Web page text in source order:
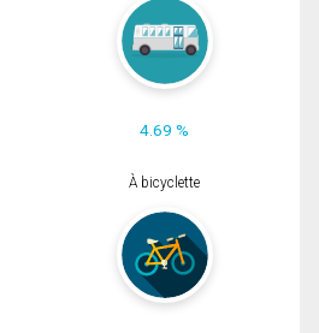
4.69 %
À bicyclette